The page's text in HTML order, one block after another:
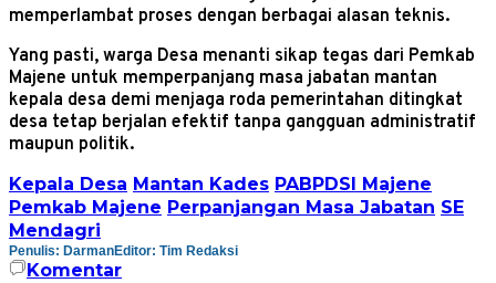
memperlambat proses dengan berbagai alasan teknis.
Yang pasti, warga Desa menanti sikap tegas dari Pemkab
Majene untuk memperpanjang masa jabatan mantan
kepala desa demi menjaga roda pemerintahan ditingkat
desa tetap berjalan efektif tanpa gangguan administratif
maupun politik.
Kepala Desa Mantan Kades PABPDSI Majene
Pemkab Majene Perpanjangan Masa Jabatan SE
Mendagri
Penulis: DarmanEditor: Tim Redaksi
Komentar